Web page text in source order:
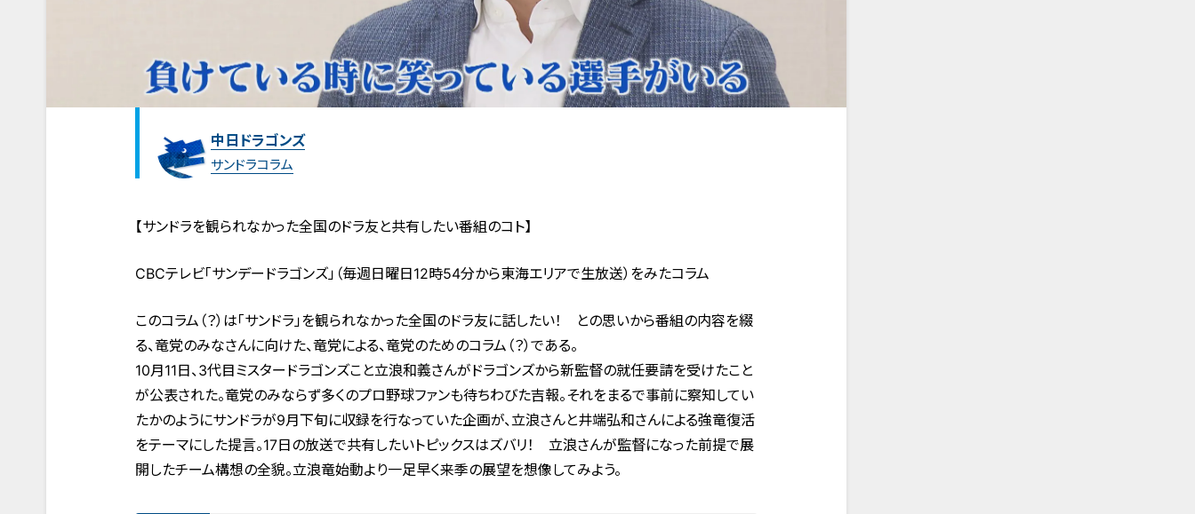
中日ドラゴンズ
サンドラコラム
【サンドラを観られなかった全国のドラ友と共有したい番組のコト】
CBCテレビ「サンデードラゴンズ」（毎週日曜日12時54分から東海エリアで生放送）をみたコラム
このコラム（？）は「サンドラ」を観られなかった全国のドラ友に話したい！ との思いから番組の内容を綴
る、竜党のみなさんに向けた、竜党による、竜党のためのコラム（？）である。
10月11日、3代目ミスタードラゴンズこと立浪和義さんがドラゴンズから新監督の就任要請を受けたこと
が公表された。竜党のみならず多くのプロ野球ファンも待ちわびた吉報。それをまるで事前に察知してい
たかのようにサンドラが9月下旬に収録を行なっていた企画が、立浪さんと井端弘和さんによる強竜復活
をテーマにした提言。17日の放送で共有したいトピックスはズバリ！ 立浪さんが監督になった前提で展
開したチーム構想の全貌。立浪竜始動より一足早く来季の展望を想像してみよう。